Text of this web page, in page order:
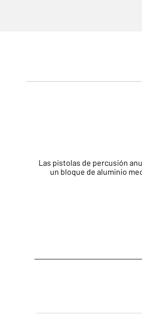
Las pistolas de percusión
un bloque de aluminio